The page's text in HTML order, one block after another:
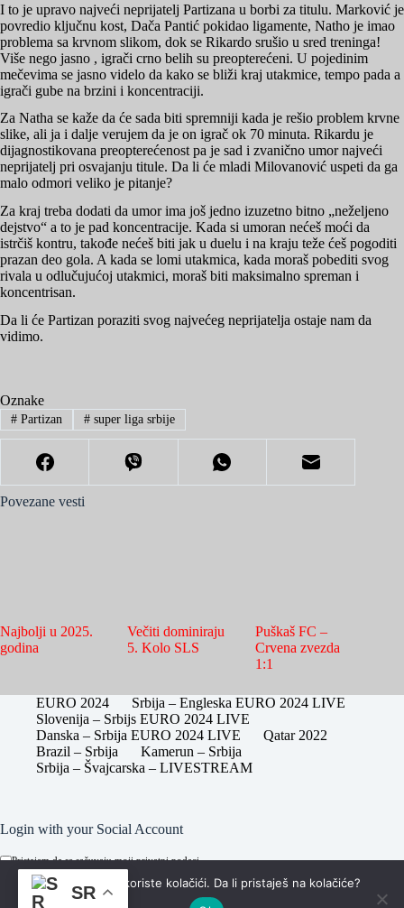
I to je upravo najveći neprijatelj Partizana u borbi za titulu. Marković je
povredio ključnu kost, Dača Pantić pokidao ligamente, Natho je imao
problema sa krvnom slikom, dok se Rikardo srušio u sred treninga!
Više nego jasno , igrači crno belih su preopterećeni. U pojedinim
mečevima se jasno videlo da kako se bliži kraj utakmice, tempo pada a
igrači gube na brzini i koncentraciji.
Za Natha se kaže da će sada biti spremniji kada je rešio problem krvne
slike, ali ja i dalje verujem da je on igrač ok 70 minuta. Rikardu je
dijagnostikovana preopterećenost pa je sad i zvanično umor najveći
neprijatelj pri osvajanju titule. Da li će mladi Milovanović uspeti da ga
malo odmori veliko je pitanje?
Za kraj treba dodati da umor ima još jedno izuzetno bitno „neželjeno
dejstvo“ a to je pad koncentracije. Kada si umoran nećeš moći da
istrčiš kontru, takođe nećeš biti jak u duelu i na kraju teže ćeš pogoditi
prazan deo gola. A kada se lomi utakmica, kada moraš pobediti svog
rivala u odlučujućoj utakmici, moraš biti maksimalno spreman i
koncentrisan.
Da li će Partizan poraziti svog najvećeg neprijatelja ostaje nam da
vidimo.
Oznake
#Partizan #super liga srbije
Povezane vesti
Najbolji u 2025.
godina
Večiti dominiraju
5. Kolo SLS
Puškaš FC –
Crvena zvezda
1:1
EURO 2024
Srbija – Engleska EURO 2024 LIVE
Slovenija – Srbijs EURO 2024 LIVE
Danska – Srbija EURO 2024 LIVE
Qatar 2022
Brazil – Srbija
Kamerun – Srbija
Srbija – Švajcarska – LIVESTREAM
Login with your Social Account
Pristajem da se sačuvaju moji privatni podaci.
SR
Na sajstun se koriste kolačići. Da li pristaješ na kolačiće?